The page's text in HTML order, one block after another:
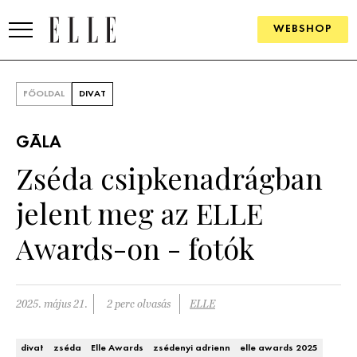
WEBSHOP
SZÉPSÉG
KULTÚRA
ÉLETMÓD
PÁRKAPCSOLAT
FŐOLDAL DIVAT
GÁLA
Zséda csipkenadrágban
jelent meg az ELLE
Awards-on - fotók
2025. május 21. 2 perc olvasás ELLE
divat zséda Elle Awards zsédenyi adrienn elle awards 2025